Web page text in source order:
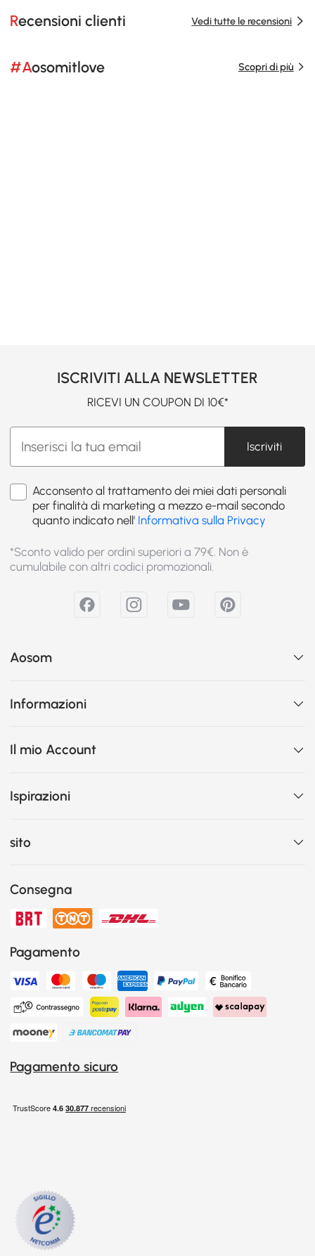
Recensioni clienti Vedi tutte le recensioni
#Aosomitlove Scopri di più
ISCRIVITI ALLA NEWSLETTER
RICEVI UN COUPON DI 10€*
Iscriviti
Acconsento al trattamento dei miei dati personali
per finalità di marketing a mezzo e-mail secondo
quanto indicato nell' Informativa sulla Privacy
*Sconto valido per ordini superiori a 79€. Non è
cumulabile con altri codici promozionali.
Aosom
Informazioni
Il mio Account
Ispirazioni
sito
Consegna
Pagamento
Pagamento sicuro